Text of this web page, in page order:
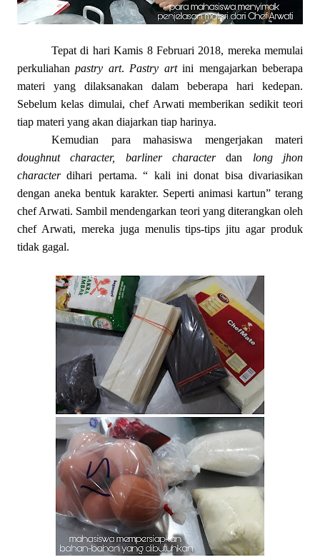
Tepat di hari Kamis 8 Februari 2018, mereka memulai
perkuliahanpastry art. Pastry artini mengajarkan beberapa
materi yang dilaksanakan dalam beberapa hari kedepan.
Sebelum kelas dimulai, chef Arwati memberikan sedikit teori
tiap materi yang akan diajarkan tiap harinya.
Kemudian para mahasiswa mengerjakan materi
doughnut character, barliner characterdan long jhon
characterdihari pertama. “ kali ini donat bisa divariasikan
dengan aneka bentuk karakter. Seperti animasi kartun” terang
chef Arwati. Sambil mendengarkan teori yang diterangkan oleh
chef Arwati, mereka juga menulis tips-tips jitu agar produk
tidak gagal.